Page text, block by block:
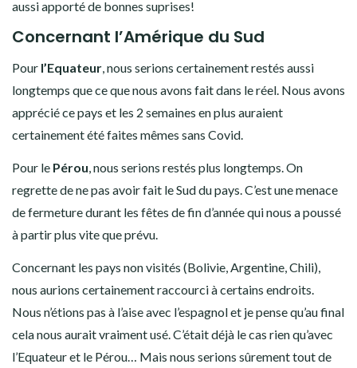
aussi apporté de bonnes suprises!
Concernant l’Amérique du Sud
Pour l’Equateur, nous serions certainement restés aussi
longtemps que ce que nous avons fait dans le réel. Nous avons
apprécié ce pays et les 2 semaines en plus auraient
certainement été faites mêmes sans Covid.
Pour le Pérou, nous serions restés plus longtemps. On
regrette de ne pas avoir fait le Sud du pays. C’est une menace
de fermeture durant les fêtes de fin d’année qui nous a poussé
à partir plus vite que prévu.
Concernant les pays non visités (Bolivie, Argentine, Chili),
nous aurions certainement raccourci à certains endroits.
Nous n’étions pas à l’aise avec l’espagnol et je pense qu’au final
cela nous aurait vraiment usé. C’était déjà le cas rien qu’avec
l’Equateur et le Pérou… Mais nous serions sûrement tout de